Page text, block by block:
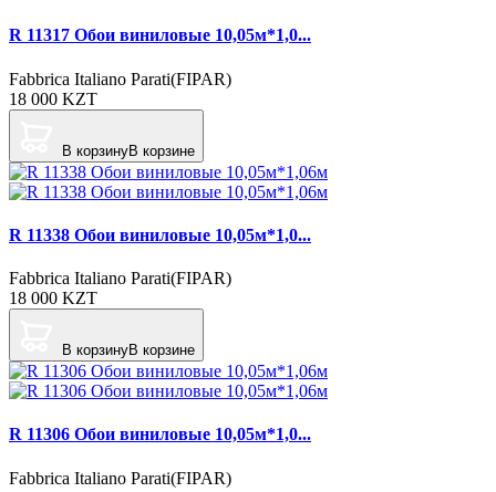
R 11317 Обои виниловые 10,05м*1,0...
Fabbrica Italiano Parati(FIPAR)
18 000 KZT
В корзинуВ корзине
R 11338 Обои виниловые 10,05м*1,0...
Fabbrica Italiano Parati(FIPAR)
18 000 KZT
В корзинуВ корзине
R 11306 Обои виниловые 10,05м*1,0...
Fabbrica Italiano Parati(FIPAR)